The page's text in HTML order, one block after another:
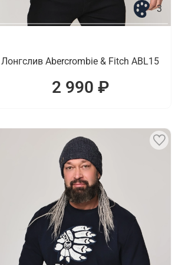
3
Лонгслив Abercrombie & Fitch ABL15
2 990 ₽